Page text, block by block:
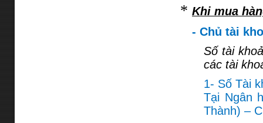
* Khi mua
- Chủ tài
Số tài
các tài
1- Số Tài
Tại Ngân
Thành) –